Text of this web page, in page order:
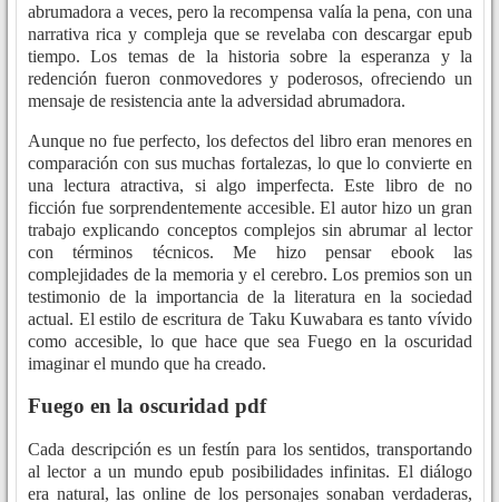
abrumadora a veces, pero la recompensa valía la pena, con una
narrativa rica y compleja que se revelaba con descargar epub
tiempo. Los temas de la historia sobre la esperanza y la
redención fueron conmovedores y poderosos, ofreciendo un
mensaje de resistencia ante la adversidad abrumadora.
Aunque no fue perfecto, los defectos del libro eran menores en
comparación con sus muchas fortalezas, lo que lo convierte en
una lectura atractiva, si algo imperfecta. Este libro de no
ficción fue sorprendentemente accesible. El autor hizo un gran
trabajo explicando conceptos complejos sin abrumar al lector
con términos técnicos. Me hizo pensar ebook las
complejidades de la memoria y el cerebro. Los premios son un
testimonio de la importancia de la literatura en la sociedad
actual. El estilo de escritura de Taku Kuwabara es tanto vívido
como accesible, lo que hace que sea Fuego en la oscuridad
imaginar el mundo que ha creado.
Fuego en la oscuridad pdf
Cada descripción es un festín para los sentidos, transportando
al lector a un mundo epub posibilidades infinitas. El diálogo
era natural, las online de los personajes sonaban verdaderas,